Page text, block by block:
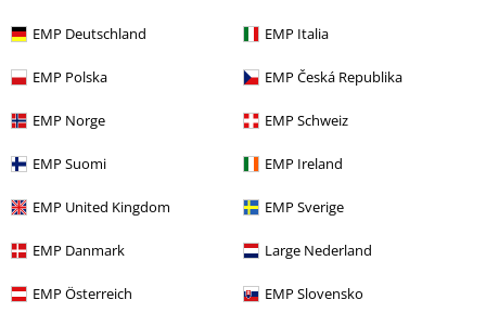
EMP Deutschland EMP Italia
EMP Polska EMP Česká Republika
EMP Norge EMP Schweiz
EMP Suomi EMP Ireland
EMP United Kingdom EMP Sverige
EMP Danmark Large Nederland
EMP Österreich EMP Slovensko
Pasvorm
Geverifieerde recensie
Opmerking